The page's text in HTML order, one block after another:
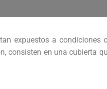
expuestos a condiciones
consisten en una cubierta